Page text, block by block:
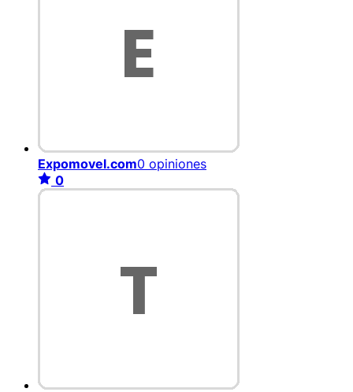
Expomovel.com0 opiniones
0